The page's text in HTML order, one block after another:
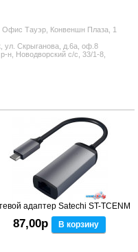
Офис Тауэр, Конвеншн Плаза, 1
Скрыганова, д.6а, оф.8
Новодворский с/с, 33/1-8,
адаптер Satechi ST-TCENM
87,00р В корзину